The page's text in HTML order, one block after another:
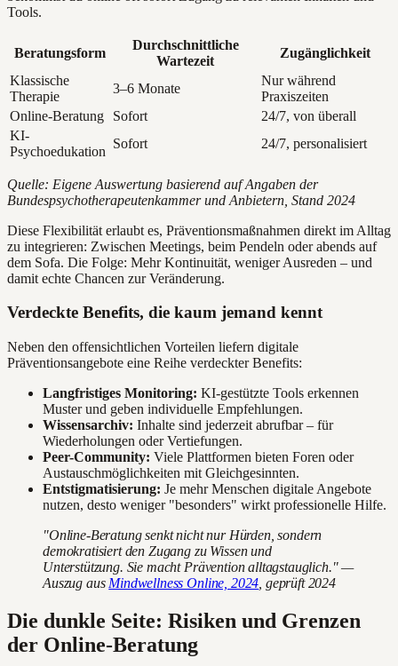
Tools.
Beratungsform
Durchschnittliche
Wartezeit
Zugänglichkeit
Klassische
Therapie
3–6 Monate
Nur während
Praxiszeiten
Online-Beratung
Sofort
24/7, von überall
KI-
Psychoedukation
Sofort 24/7, personalisiert
Quelle: Eigene Auswertung basierend auf Angaben der
Bundespsychotherapeutenkammer und Anbietern, Stand 2024
Diese Flexibilität erlaubt es, Präventionsmaßnahmen direkt im Alltag
zu integrieren: Zwischen Meetings, beim Pendeln oder abends auf
dem Sofa. Die Folge: Mehr Kontinuität, weniger Ausreden – und
damit echte Chancen zur Veränderung.
Verdeckte Benefits, die kaum jemand kennt
Neben den offensichtlichen Vorteilen liefern digitale
Präventionsangebote eine Reihe verdeckter Benefits:
Langfristiges Monitoring: KI-gestützte Tools erkennen
Muster und geben individuelle Empfehlungen.
Wissensarchiv: Inhalte sind jederzeit abrufbar – für
Wiederholungen oder Vertiefungen.
Peer-Community: Viele Plattformen bieten Foren oder
Austauschmöglichkeiten mit Gleichgesinnten.
Entstigmatisierung: Je mehr Menschen digitale Angebote
nutzen, desto weniger "besonders" wirkt professionelle Hilfe.
"Online-Beratung senkt nicht nur Hürden, sondern
demokratisiert den Zugang zu Wissen und
Unterstützung. Sie macht Prävention alltagstauglich." —
Auszug aus Mindwellness Online, 2024 , geprüft 2024
Die dunkle Seite: Risiken und Grenzen
der Online-Beratung